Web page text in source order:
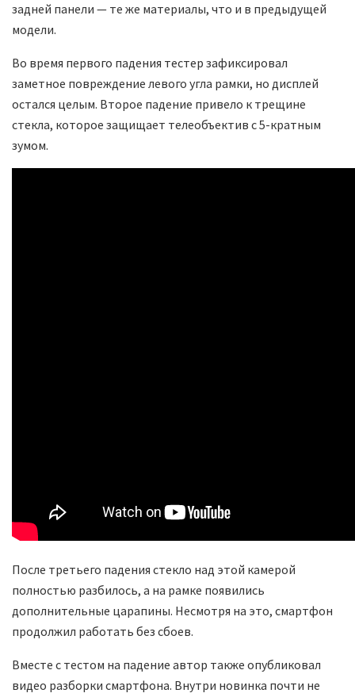
задней панели — те же материалы, что и в предыдущей
модели.
Во время первого падения тестер зафиксировал
заметное повреждение левого угла рамки, но дисплей
остался целым. Второе падение привело к трещине
стекла, которое защищает телеобъектив с 5-кратным
зумом.
После третьего падения стекло над этой камерой
полностью разбилось, а на рамке появились
дополнительные царапины. Несмотря на это, смартфон
продолжил работать без сбоев.
Вместе с тестом на падение автор также опубликовал
видео разборки смартфона. Внутри новинка почти не